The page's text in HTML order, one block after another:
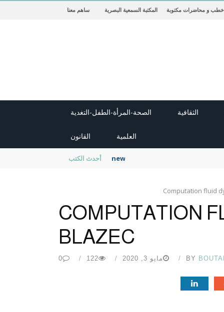
خطب و محاضرات مكتوبة المكتبة السمعية البصرية ساهم معنا
الثقافية الصحة-المرأة-الطفل-التغدية
العلمية القانون
أحدث الكتب new cambridge history of islam
Computation fluid
COMPUTATION
BLAZEC
BY مايو 3, 2020 122
0